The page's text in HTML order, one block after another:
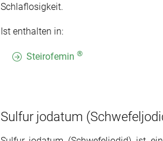
Schlaflosigkeit.
Ist enthalten in:
Steirofemin ®
Sulfur jodatum